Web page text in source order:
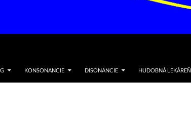
KONSONANCIE DISONANCIE HUDOBNÁ LEKÁREŇ